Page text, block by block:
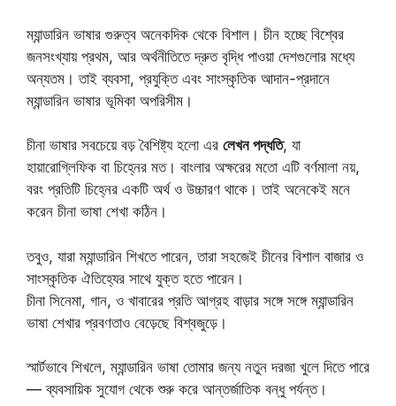
ম্যান্ডারিন ভাষার গুরুত্ব অনেকদিক থেকে বিশাল। চীন হচ্ছে বিশ্বের
জনসংখ্যায় প্রথম, আর অর্থনীতিতে দ্রুত বৃদ্ধি পাওয়া দেশগুলোর মধ্যে
অন্যতম। তাই ব্যবসা, প্রযুক্তি এবং সাংস্কৃতিক আদান-প্রদানে
ম্যান্ডারিন ভাষার ভূমিকা অপরিসীম।
চীনা ভাষার সবচেয়ে বড় বৈশিষ্ট্য হলো এর লেখন পদ্ধতি, যা
হায়ারোগ্লিফিক বা চিহ্নের মত। বাংলার অক্ষরের মতো এটি বর্ণমালা নয়,
বরং প্রতিটি চিহ্নের একটি অর্থ ও উচ্চারণ থাকে। তাই অনেকেই মনে
করেন চীনা ভাষা শেখা কঠিন।
তবুও, যারা ম্যান্ডারিন শিখতে পারেন, তারা সহজেই চীনের বিশাল বাজার ও
সাংস্কৃতিক ঐতিহ্যের সাথে যুক্ত হতে পারেন।
চীনা সিনেমা, গান, ও খাবারের প্রতি আগ্রহ বাড়ার সঙ্গে সঙ্গে ম্যান্ডারিন
ভাষা শেখার প্রবণতাও বেড়েছে বিশ্বজুড়ে।
স্মার্টভাবে শিখলে, ম্যান্ডারিন ভাষা তোমার জন্য নতুন দরজা খুলে দিতে পারে
— ব্যবসায়িক সুযোগ থেকে শুরু করে আন্তর্জাতিক বন্ধু পর্যন্ত।